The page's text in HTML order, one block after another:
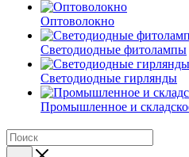
Оптоволокно
Светодиодные фитолампы
Светодиодные гирлянды
Промышленное и